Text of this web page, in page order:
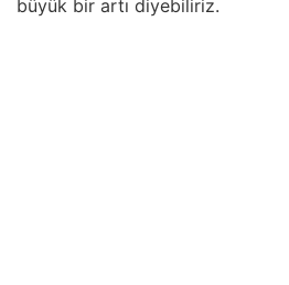
büyük bir artı diyebiliriz.